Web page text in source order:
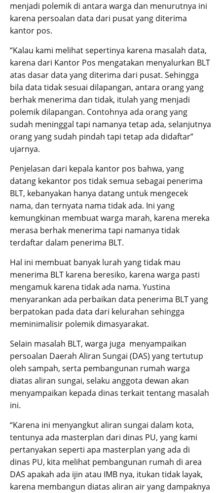
menjadi polemik di antara warga dan menurutnya ini
karena persoalan data dari pusat yang diterima
kantor pos.
“Kalau kami melihat sepertinya karena masalah data,
karena dari Kantor Pos mengatakan menyalurkan BLT
atas dasar data yang diterima dari pusat. Sehingga
bila data tidak sesuai dilapangan, antara orang yang
berhak menerima dan tidak, itulah yang menjadi
polemik dilapangan. Contohnya ada orang yang
sudah meninggal tapi namanya tetap ada, selanjutnya
orang yang sudah pindah tapi tetap ada didaftar”
ujarnya.
Penjelasan dari kepala kantor pos bahwa, yang
datang kekantor pos tidak semua sebagai penerima
BLT, kebanyakan hanya datang untuk mengecek
nama, dan ternyata nama tidak ada. Ini yang
kemungkinan membuat warga marah, karena mereka
merasa berhak menerima tapi namanya tidak
terdaftar dalam penerima BLT.
Hal ini membuat banyak lurah yang tidak mau
menerima BLT karena beresiko, karena warga pasti
mengamuk karena tidak ada nama. Yustina
menyarankan ada perbaikan data penerima BLT yang
berpatokan pada data dari kelurahan sehingga
meminimalisir polemik dimasyarakat.
Selain masalah BLT, warga juga menyampaikan
persoalan Daerah Aliran Sungai (DAS) yang tertutup
oleh sampah, serta pembangunan rumah warga
diatas aliran sungai, selaku anggota dewan akan
menyampaikan kepada dinas terkait tentang masalah
ini.
“Karena ini menyangkut aliran sungai dalam kota,
tentunya ada masterplan dari dinas PU, yang kami
pertanyakan seperti apa masterplan yang ada di
dinas PU, kita melihat pembangunan rumah di area
DAS apakah ada ijin atau IMB nya, itukan tidak layak,
karena membangun diatas aliran air yang dampaknya